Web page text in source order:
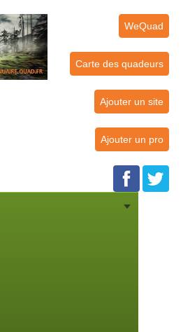
WeQuad
Carte des quadeurs
Ajouter un site
Ajouter un pro